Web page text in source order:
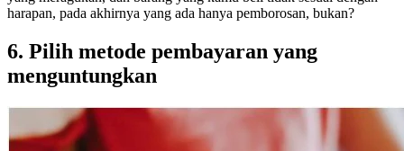
harapan, pada akhirnya yang ada hanya pemborosan, bukan?
6. Pilih metode pembayaran yang
menguntungkan